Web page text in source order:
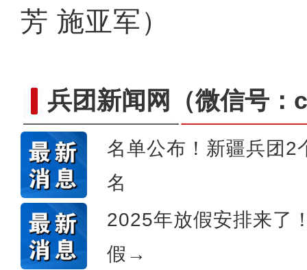
芳 施亚军）
兵团新闻网 （微信号
名单公布！新疆兵团2
名
2025年放假安排来了
假→
侨乡故事 | 创业者青年古丽